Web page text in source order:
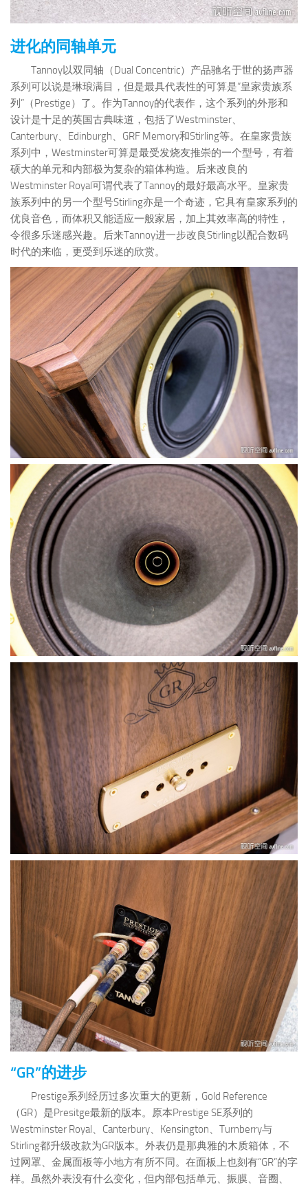
进化的同轴单元
Tannoy以双同轴（Dual Concentric）产品驰名于世的扬声器
系列可以说是琳琅满目，但是最具代表性的可算是“皇家贵族系
列”（Prestige）了。作为Tannoy的代表作，这个系列的外形和
设计是十足的英国古典味道，包括了Westminster、
Canterbury、Edinburgh、GRF Memory和Stirling等。在皇家贵族
系列中，Westminster可算是最受发烧友推崇的一个型号，有着
硕大的单元和内部极为复杂的箱体构造。后来改良的
Westminster Royal可谓代表了Tannoy的最好最高水平。皇家贵
族系列中的另一个型号Stirling亦是一个奇迹，它具有皇家系列的
优良音色，而体积又能适应一般家居，加上其效率高的特性，
令很多乐迷感兴趣。后来Tannoy进一步改良Stirling以配合数码
时代的来临，更受到乐迷的欣赏。
“GR”的进步
Prestige系列经历过多次重大的更新，Gold Reference
（GR）是Presitge最新的版本。原本Prestige SE系列的
Westminster Royal、Canterbury、Kensington、Turnberry与
Stirling都升级改款为GR版本。外表仍是那典雅的木质箱体，不
过网罩、金属面板等小地方有所不同。在面板上也刻有“GR”的字
样。虽然外表没有什么变化，但内部包括单元、振膜、音圈、